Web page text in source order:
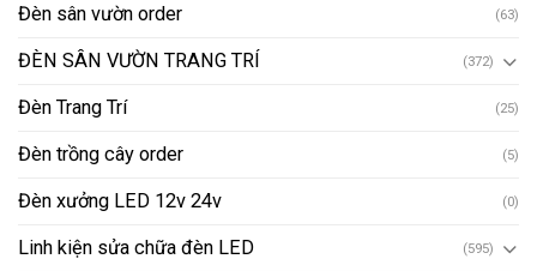
Đèn sân vườn order (63)
ĐÈN SÂN VƯỜN TRANG TRÍ (372)
Đèn Trang Trí (25)
Đèn trồng cây order (5)
Đèn xưởng LED 12v 24v (0)
Linh kiện sửa chữa đèn LED (595)